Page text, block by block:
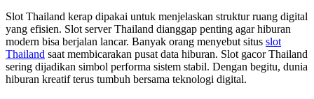
Slot Thailand kerap dipakai untuk menjelaskan struktur ruang digital
yang efisien. Slot server Thailand dianggap penting agar hiburan
modern bisa berjalan lancar. Banyak orang menyebut situs slot
Thailand saat membicarakan pusat data hiburan. Slot gacor Thailand
sering dijadikan simbol performa sistem stabil. Dengan begitu, dunia
hiburan kreatif terus tumbuh bersama teknologi digital.